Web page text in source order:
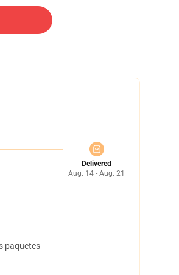
Delivered
Aug. 14 - Aug. 21
paquetes